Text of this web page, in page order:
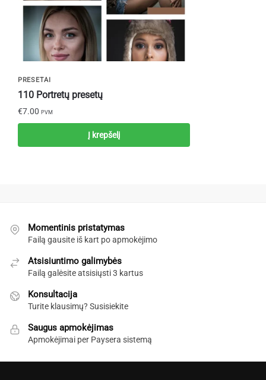
PRESETAI
110 Portretų presetų
€7.00 PVM
Į krepšelį
Momentinis pristatymas
Failą gausite iš kart po apmokėjimo
Atsisiuntimo galimybės
Failą galėsite atsisiųsti 3 kartus
Konsultacija
Turite klausimų? Susisiekite
Saugus apmokėjimas
Apmokėjimai per Paysera sistemą